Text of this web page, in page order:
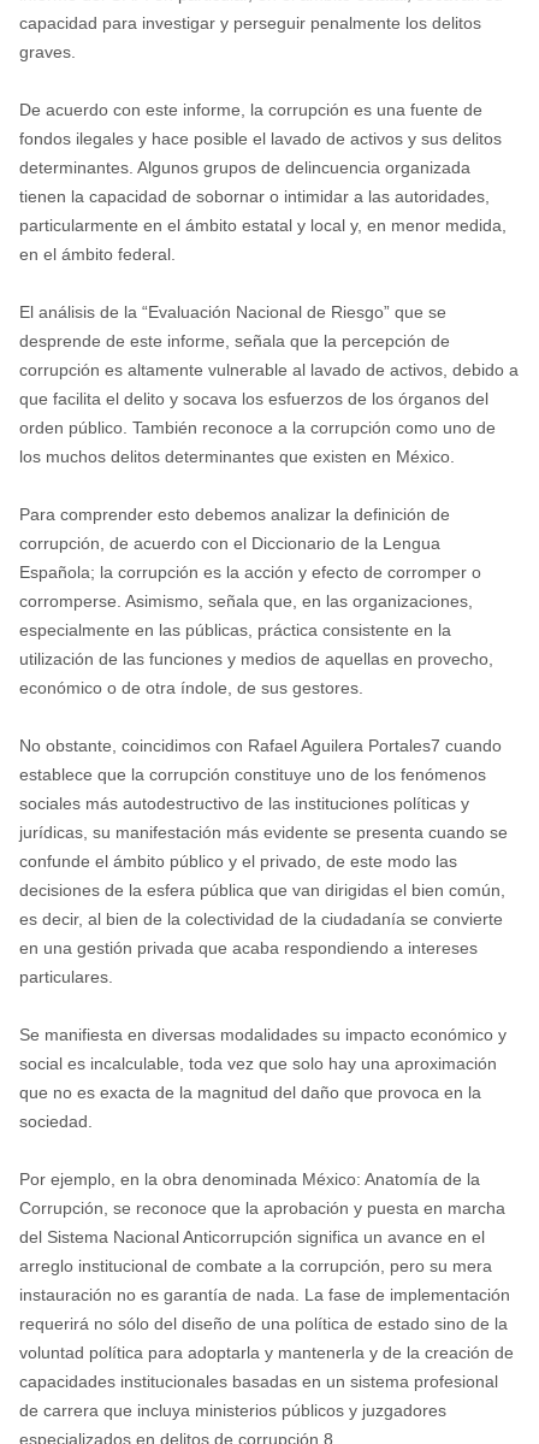
capacidad para investigar y perseguir penalmente los delitos
graves.
De acuerdo con este informe, la corrupción es una fuente de
fondos ilegales y hace posible el lavado de activos y sus delitos
determinantes. Algunos grupos de delincuencia organizada
tienen la capacidad de sobornar o intimidar a las autoridades,
particularmente en el ámbito estatal y local y, en menor medida,
en el ámbito federal.
El análisis de la “Evaluación Nacional de Riesgo” que se
desprende de este informe, señala que la percepción de
corrupción es altamente vulnerable al lavado de activos, debido a
que facilita el delito y socava los esfuerzos de los órganos del
orden público. También reconoce a la corrupción como uno de
los muchos delitos determinantes que existen en México.
Para comprender esto debemos analizar la definición de
corrupción, de acuerdo con el Diccionario de la Lengua
Española; la corrupción es la acción y efecto de corromper o
corromperse. Asimismo, señala que, en las organizaciones,
especialmente en las públicas, práctica consistente en la
utilización de las funciones y medios de aquellas en provecho,
económico o de otra índole, de sus gestores.
No obstante, coincidimos con Rafael Aguilera Portales7 cuando
establece que la corrupción constituye uno de los fenómenos
sociales más autodestructivo de las instituciones políticas y
jurídicas, su manifestación más evidente se presenta cuando se
confunde el ámbito público y el privado, de este modo las
decisiones de la esfera pública que van dirigidas el bien común,
es decir, al bien de la colectividad de la ciudadanía se convierte
en una gestión privada que acaba respondiendo a intereses
particulares.
Se manifiesta en diversas modalidades su impacto económico y
social es incalculable, toda vez que solo hay una aproximación
que no es exacta de la magnitud del daño que provoca en la
sociedad.
Por ejemplo, en la obra denominada México: Anatomía de la
Corrupción, se reconoce que la aprobación y puesta en marcha
del Sistema Nacional Anticorrupción significa un avance en el
arreglo institucional de combate a la corrupción, pero su mera
instauración no es garantía de nada. La fase de implementación
requerirá no sólo del diseño de una política de estado sino de la
voluntad política para adoptarla y mantenerla y de la creación de
capacidades institucionales basadas en un sistema profesional
de carrera que incluya ministerios públicos y juzgadores
especializados en delitos de corrupción.8